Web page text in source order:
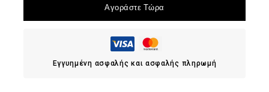
Αγοράστε Τώρα
Εγγυημένη ασφαλής και ασφαλής πληρωμή